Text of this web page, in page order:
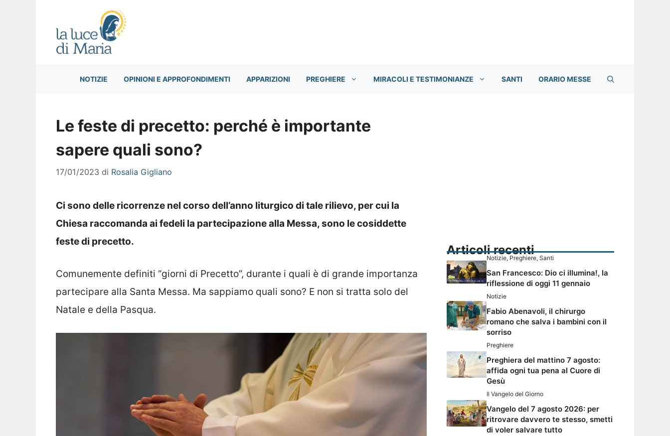
NOTIZIE OPINIONI E APPROFONDIMENTI APPARIZIONI PREGHIERE MIRACOLI E TESTIMONIANZE SANTI ORARIO MESSE
Le feste di precetto: perché è importante
sapere quali sono?
17/01/2023 di Rosalia Gigliano
Ci sono delle ricorrenze nel corso dell’anno liturgico di tale rilievo, per cui la
Chiesa raccomanda ai fedeli la partecipazione alla Messa, sono le cosiddette
feste di precetto.
Comunemente definiti “giorni di Precetto”, durante i quali è di grande importanza
partecipare alla Santa Messa. Ma sappiamo quali sono? E non si tratta solo del
Natale e della Pasqua.
Articoli recenti
Notizie, Preghiere, Santi
San Francesco: Dio ci illumina!, la
riflessione di oggi 11 gennaio
Notizie
Fabio Abenavoli, il chirurgo
romano che salva i bambini con il
sorriso
Preghiere
Preghiera del mattino 7 agosto:
affida ogni tua pena al Cuore di
Gesù
Il Vangelo del Giorno
Vangelo del 7 agosto 2026: per
ritrovare davvero te stesso, smetti
di voler salvare tutto